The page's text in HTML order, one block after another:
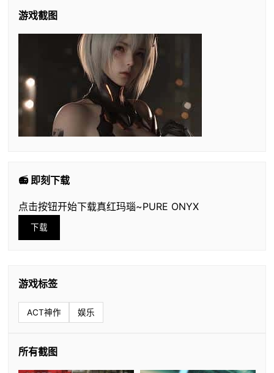
游戏截图
📻 即刻下载
点击按钮开始下载真红玛瑙~PURE ONYX
下载
游戏标签
ACT神作 娱乐
所有截图